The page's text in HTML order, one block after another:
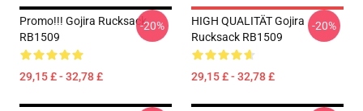
Promo!!! Gojira Rucksack
RB1509
29,15 £ - 32,78 £
-20%
HIGH QUALITÄT Gojira
Rucksack RB1509
29,15 £ - 32,78 £
-20%